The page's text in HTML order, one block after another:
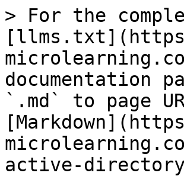
> For the
documentation
`.md` to page
active-